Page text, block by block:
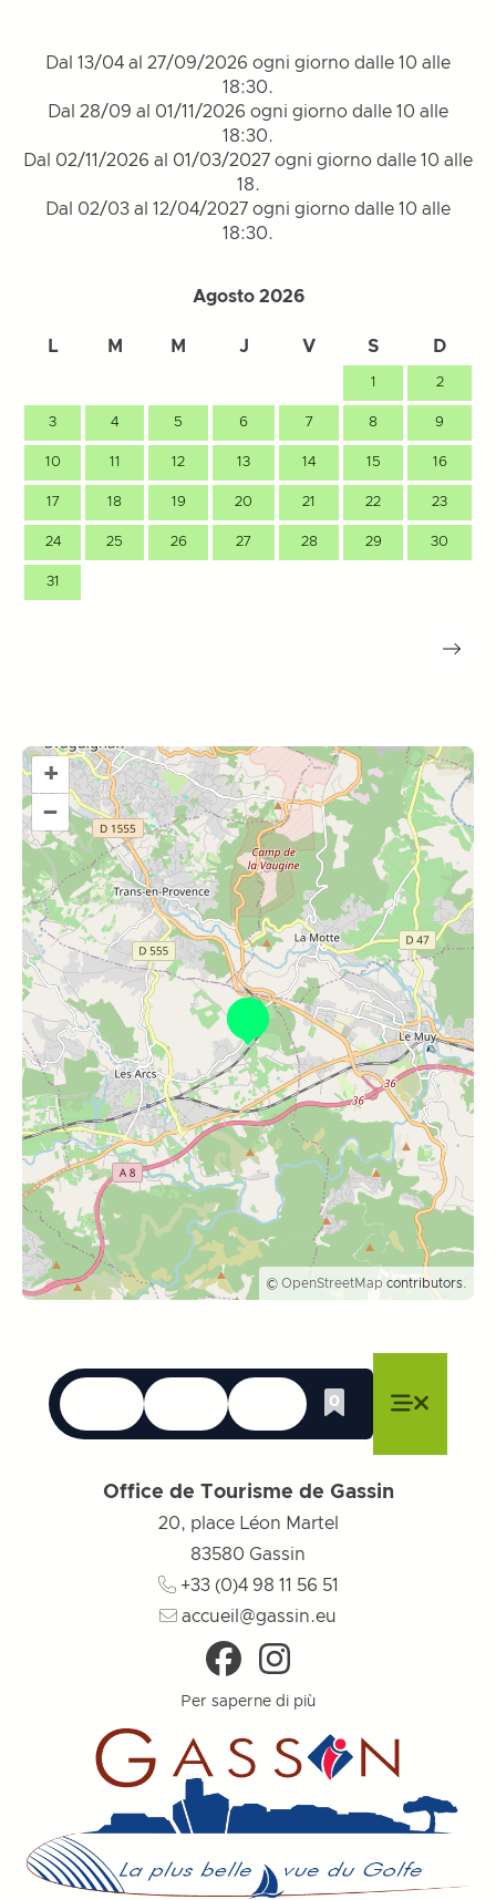
Dal 13/04 al 27/09/2026 ogni giorno dalle 10 alle
18:30.
Dal 28/09 al 01/11/2026 ogni giorno dalle 10 alle
18:30.
Dal 02/11/2026 al 01/03/2027 ogni giorno dalle 10 alle
18.
Dal 02/03 al 12/04/2027 ogni giorno dalle 10 alle
18:30.
Agosto 2026
L M M J V S D
1 2
3 4 5 6 7 8 9
10 11 12 13 14 15 16
17 18 19 20 21 22 23
24 25 26 27 28 29 30
31
+
–
© OpenStreetMap contributors.
Le lingue
Chiudere il menu
Accessibilità
Chiudere il menu
Ricerca
Chiudere il menu
0
Lista dei
Office de Tourisme de Gassin
20, place Léon Martel
83580 Gassin
+33 (0)4 98 11 56 51
accueil@gassin.eu
Per saperne di più